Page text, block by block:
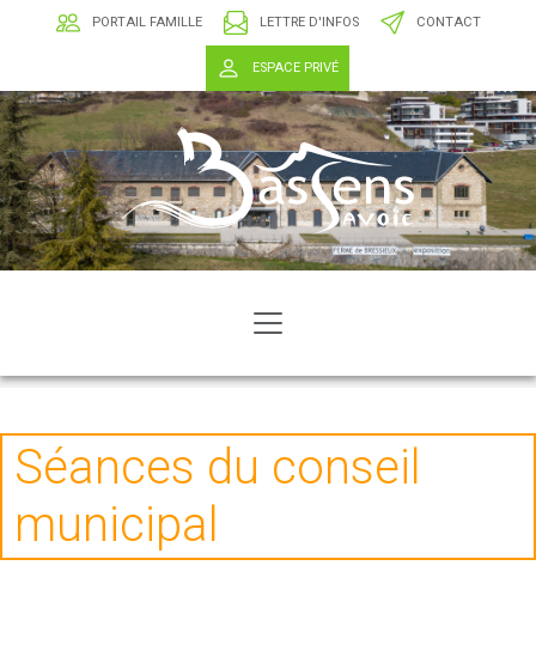
PORTAIL FAMILLE LETTRE D'INFOS CONTACT
ESPACE PRIVÉ
Séances du conseil
municipal